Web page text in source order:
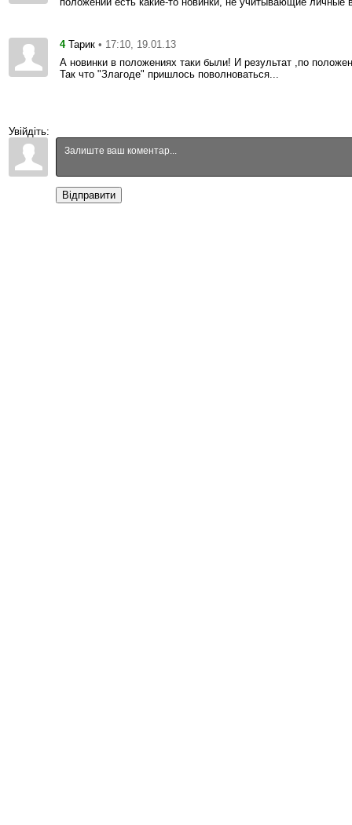
4 Тарик • 17:10, 19.01.13
А новинки в положениях таки были! И результат ,по
Так что "Злагоде" пришлось поволноваться...
Увійдіть:
Відправити